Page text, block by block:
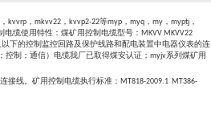
， kvvrp， mkvv22， kvvp2-22等myp， myq， my， myptj，
电缆使用特性：煤矿用控制电缆型号： MKVV MKVV22
以下的控制监控回路及保护线路和配电装置中电器仪表的连
控制；通信）电缆我厂已取得煤安认证； myjv系列煤矿用
接线。矿用控制电缆执行标准： MT818-2009.1 MT386-